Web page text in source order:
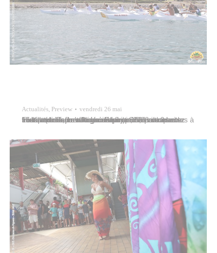
Actualités, Preview vendredi 26 mai
La Ville de Papeete organise, en partenariat avec la Fédération Taure’a Nui no Papeete, une course interquartiers de va’a samedi 3 juin 2023 de 8 heures à 15 heures au parc Paofai. Environ 150 participants sont attendus en catégories hommes, femmes et mixtes (deux femmes minimum). Si vous souhaitez vous inscrire, il suffit de composer…